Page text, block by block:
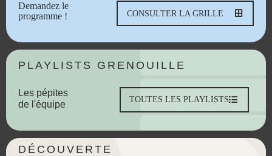
Demandez le
programme !
CONSULTER LA GRILLE
PLAYLISTS GRENOUILLE
Les pépites
de l'équipe
TOUTES LES PLAYLISTS
DÉCOUVERTE